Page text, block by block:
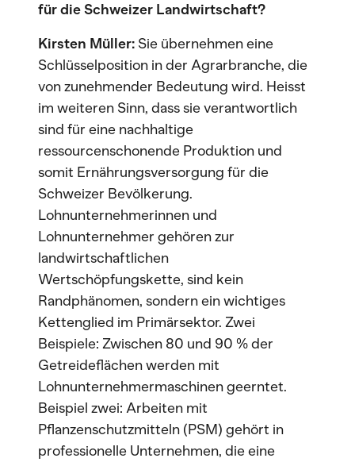
für die Schweizer Landwirtschaft?
Kirsten Müller: Sie übernehmen eine
Schlüsselposition in der Agrarbranche, die
von zunehmender Bedeutung wird. Heisst
im weiteren Sinn, dass sie verantwortlich
sind für eine nachhaltige
ressourcenschonende Produktion und
somit Ernährungsversorgung für die
Schweizer Bevölkerung.
Lohnunternehmerinnen und
Lohnunternehmer gehören zur
landwirtschaftlichen
Wertschöpfungskette, sind kein
Randphänomen, sondern ein wichtiges
Kettenglied im Primärsektor. Zwei
Beispiele: Zwischen 80 und 90 % der
Getreideflächen werden mit
Lohnunternehmermaschinen geerntet.
Beispiel zwei: Arbeiten mit
Pflanzenschutzmitteln (PSM) gehört in
professionelle Unternehmen, die eine